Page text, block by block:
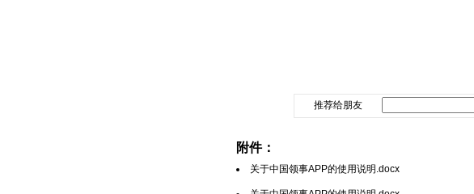
推荐给朋友
附件：
关于中国领事APP的使用说明.docx